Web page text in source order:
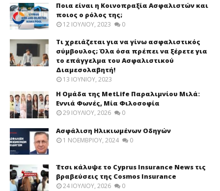
Ποια είναι η Κοινοπραξία Ασφαλιστών και
ποιος ο ρόλος της;
12 ΙΟΥΛΊΟΥ, 2023 0
Τι χρειάζεται για να γίνω ασφαλιστικός
σύμβουλος; Όλα όσα πρέπει να ξέρετε για
το επάγγελμα του Ασφαλιστικού
Διαμεσολαβητή!
13 ΙΟΥΝΊΟΥ, 2023
Η Ομάδα της MetLife Παραλιμνίου Μιλά:
Εννιά Φωνές, Μία Φιλοσοφία
29 ΙΟΥΛΊΟΥ, 2026 0
Ασφάλιση Ηλικιωμένων Οδηγών
1 ΝΟΕΜΒΡΊΟΥ, 2024 0
Έτσι κάλυψε το Cyprus Insurance News τις
βραβεύσεις της Cosmos Insurance
24 ΙΟΥΛΊΟΥ, 2026 0